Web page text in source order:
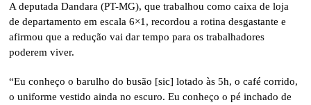
A deputada Dandara (PT-MG), que trabalhou como caixa de loja
de departamento em escala 6×1, recordou a rotina desgastante e
afirmou que a redução vai dar tempo para os trabalhadores
poderem viver.
“Eu conheço o barulho do busão [sic] lotado às 5h, o café corrido,
o uniforme vestido ainda no escuro. Eu conheço o pé inchado de